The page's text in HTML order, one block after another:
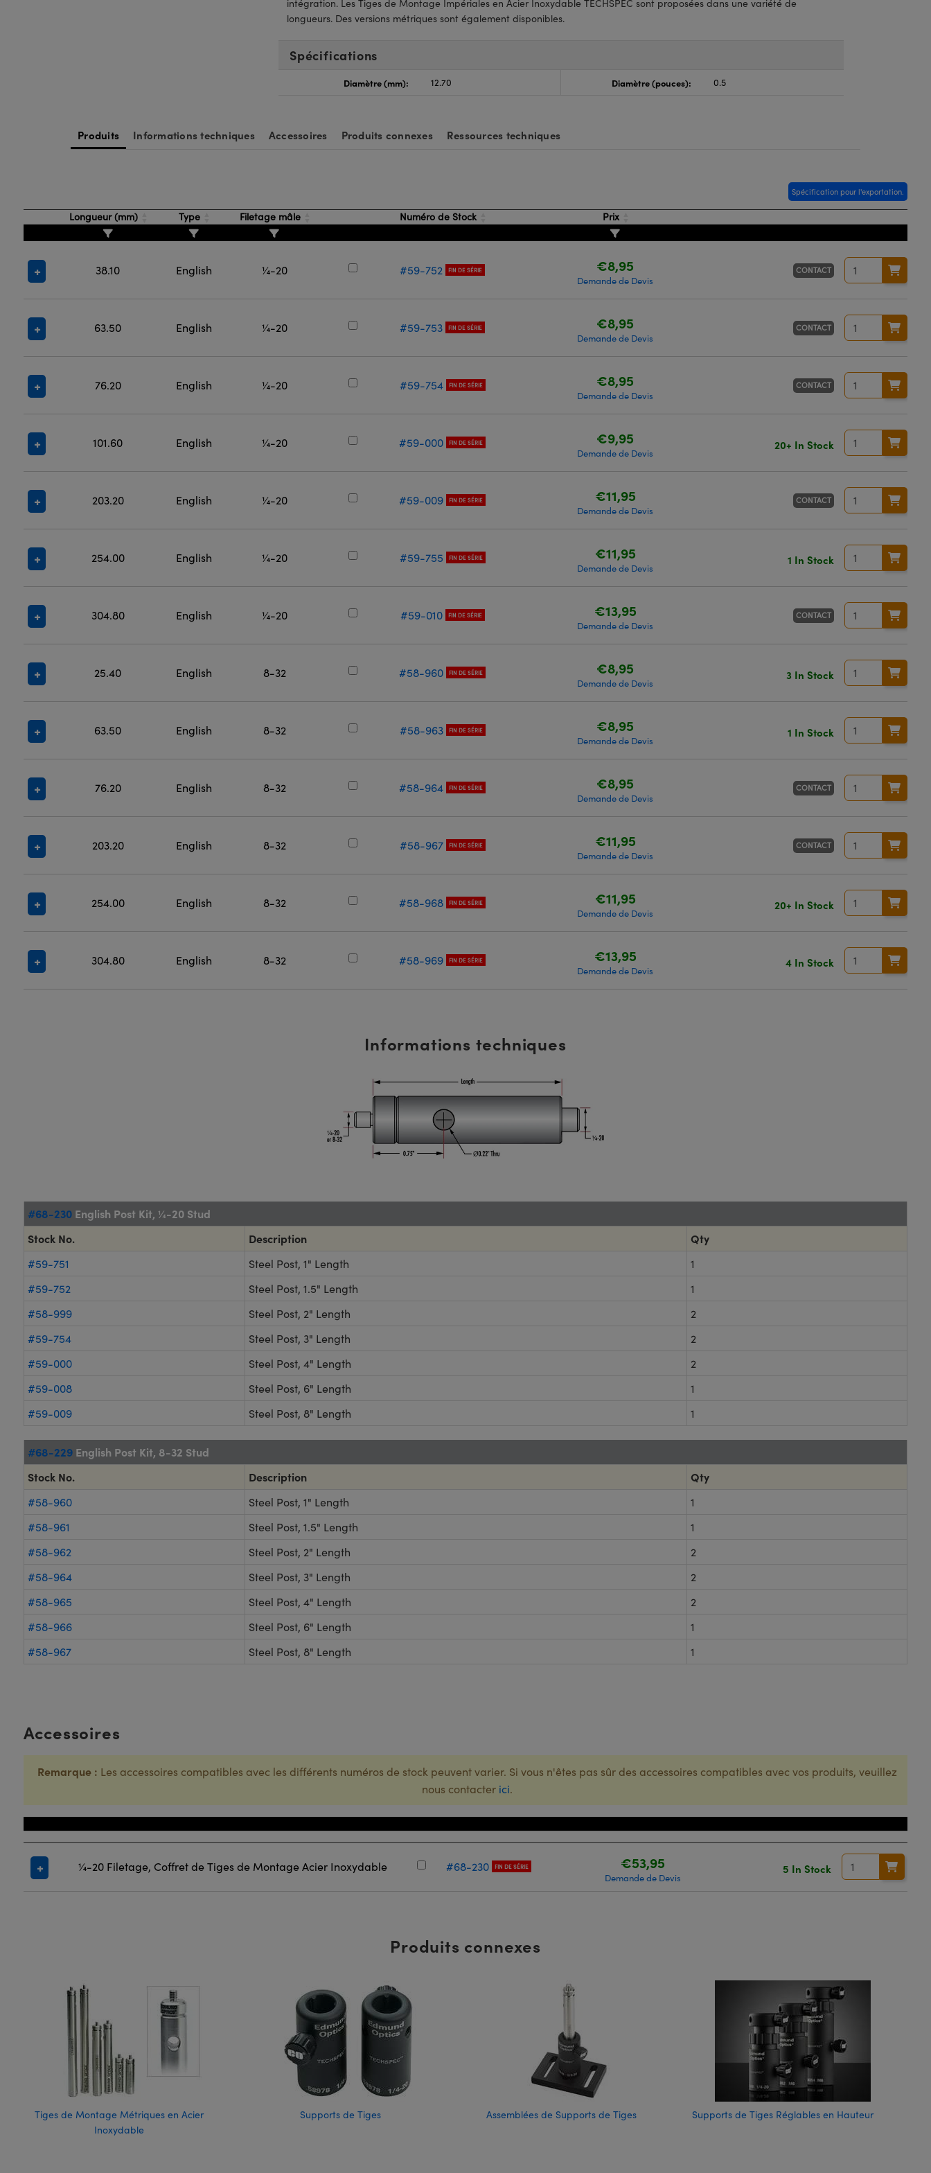
intégration. Les Tiges de Montage Impériales en Acier Inoxydable TECHSPEC sont proposées dans une variété de
longueurs. Des versions métriques sont également disponibles.
Spécifications
Diamètre (mm): 12.70 Diamètre (pouces): 0.5
Produits Informations techniques Accessoires Produits connexes Ressources techniques
Spécification pour l'exportation.
Longueur (mm) Type Filetage mâle Numéro de Stock Prix
38.10 English ¼-20 #59-752 FIN DE SÉRIE €8,95
Demande de Devis
CONTACT
63.50 English ¼-20 #59-753 FIN DE SÉRIE €8,95
Demande de Devis
CONTACT
76.20 English ¼-20 #59-754 FIN DE SÉRIE €8,95
Demande de Devis
CONTACT
101.60 English ¼-20 #59-000 FIN DE SÉRIE €9,95
Demande de Devis
20+ In Stock
203.20 English ¼-20 #59-009 FIN DE SÉRIE €11,95
Demande de Devis
CONTACT
254.00 English ¼-20 #59-755 FIN DE SÉRIE €11,95
Demande de Devis
1 In Stock
304.80 English ¼-20 #59-010 FIN DE SÉRIE €13,95
Demande de Devis
CONTACT
25.40 English 8-32 #58-960 FIN DE SÉRIE €8,95
Demande de Devis
3 In Stock
63.50 English 8-32 #58-963 FIN DE SÉRIE €8,95
Demande de Devis
1 In Stock
76.20 English 8-32 #58-964 FIN DE SÉRIE €8,95
Demande de Devis
CONTACT
203.20 English 8-32 #58-967 FIN DE SÉRIE €11,95
Demande de Devis
CONTACT
254.00 English 8-32 #58-968 FIN DE SÉRIE €11,95
Demande de Devis
20+ In Stock
304.80 English 8-32 #58-969 FIN DE SÉRIE €13,95
Demande de Devis
4 In Stock
Informations techniques
#68-230English Post Kit, ¼-20 Stud
Stock No.
Description Qty
#59-751 Steel Post, 1" Length
1
#59-752
Steel Post, 1.5" Length
1
#58-999
Steel Post, 2" Length
2
#59-754
Steel Post, 3" Length
2
#59-000
Steel Post, 4" Length
2
#59-008
Steel Post, 6" Length
1
#59-009
Steel Post, 8" Length 1
#68-229English Post Kit, 8-32 Stud
Stock No.
Description Qty
#58-960 Steel Post, 1" Length
1
#58-961
Steel Post, 1.5" Length
1
#58-962
Steel Post, 2" Length
2
#58-964
Steel Post, 3" Length
2
#58-965
Steel Post, 4" Length
2
#58-966
Steel Post, 6" Length
1
#58-967
Steel Post, 8" Length 1
Accessoires
Remarque : Les accessoires compatibles avec les différents numéros de stock peuvent varier. Si vous n'êtes pas sûr des accessoires compatibles avec vos produits, veuillez
nous contacter ici.
¼-20 Filetage, Coffret de Tiges de Montage Acier Inoxydable #68-230 FIN DE SÉRIE €53,95
Demande de Devis
5 In Stock
Produits connexes
Tiges de Montage Métriques en Acier
Inoxydable
Supports de Tiges Assemblées de Supports de Tiges Supports de Tiges Réglables en Hauteur